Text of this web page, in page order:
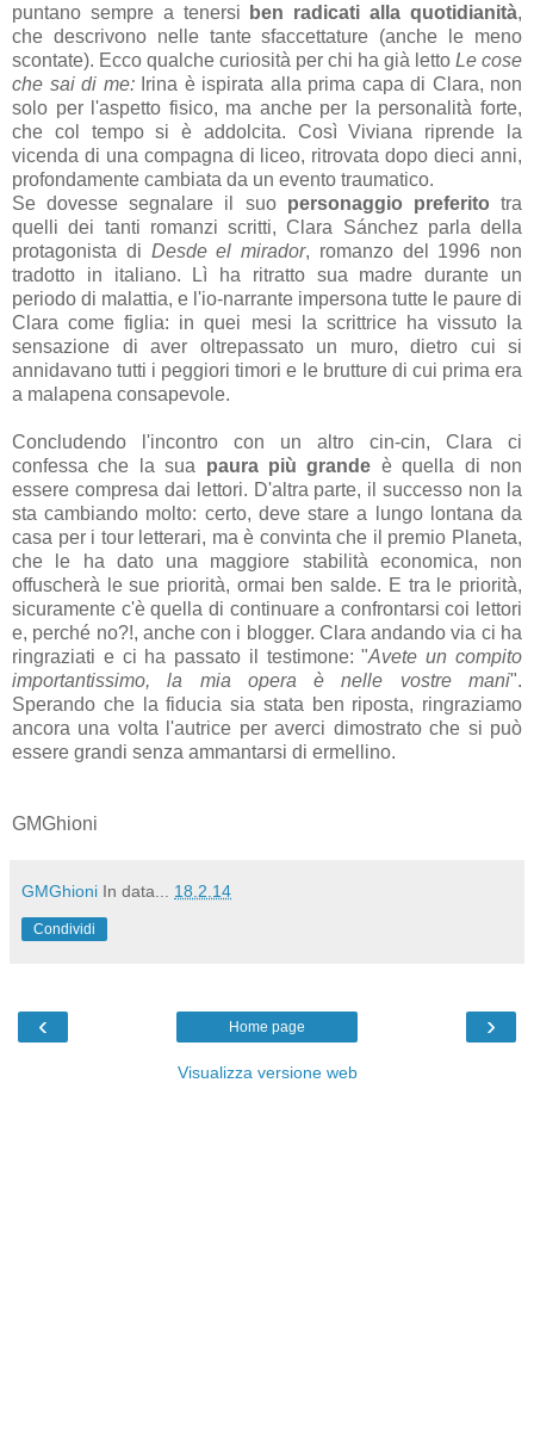
puntano sempre a tenersi
ben radicati alla quotidianità,
che descrivono nelle tante sfaccettature (anche le meno
scontate). Ecco qualche curiosità per chi ha già letto Le cose
che sai di me:Irina è ispirata alla prima capa di Clara, non
solo per l'aspetto fisico, ma anche per la personalità forte,
che col tempo si è addolcita. Così Viviana riprende la
vicenda di una compagna di liceo, ritrovata dopo dieci anni,
profondamente cambiata da un evento traumatico.
Se dovesse segnalare il suopersonaggio preferito tra
quelli dei tanti romanzi scritti, Clara Sánchez parla della
protagonista di Desde el mirador, romanzo del 1996 non
tradotto in italiano. Lì ha ritratto sua madre durante un
periodo di malattia, e l'io-narrante impersona tutte le paure di
Clara come figlia: in quei mesi la scrittrice ha vissuto la
sensazione di aver oltrepassato un muro, dietro cui si
annidavano tutti i peggiori timori e le brutture di cui prima era
a malapena consapevole.
Concludendo l'incontro con un altro cin-cin, Clara ci
confessa che la sua paura più grande è quella di non
essere compresa dai lettori. D'altra parte, il successo non la
sta cambiando molto: certo, deve stare a lungo lontana da
casa per i tour letterari, ma è convinta che il premio Planeta,
che le ha dato una maggiore stabilità economica, non
offuscherà le sue priorità, ormai ben salde. E tra le priorità,
sicuramente c'è quella di continuare a confrontarsi coi lettori
e, perché no?!, anche con i blogger. Clara andando via ci ha
ringraziati e ci ha passato il testimone: "Avete un compito
importantissimo, la mia opera è nelle vostre mani".
Sperando che la fiducia sia stata ben riposta, ringraziamo
ancora una volta l'autrice per averci dimostrato che si può
essere grandi senza ammantarsi di ermellino.
GMGhioni
GMGhioni In data... 18.2.14
Condividi
‹ ›
Home page
Visualizza versione web